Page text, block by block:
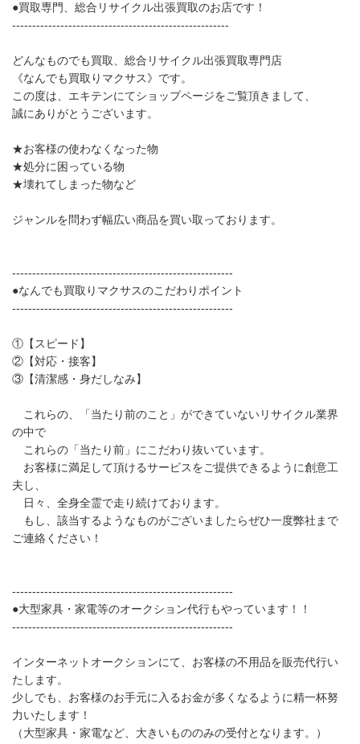
●買取専門、総合リサイクル出張買取のお店です！
------------------------------------------------------
どんなものでも買取、総合リサイクル出張買取専門店
《なんでも買取りマクサス》です。
この度は、エキテンにてショップページをご覧頂きまして、
誠にありがとうございます。
★お客様の使わなくなった物
★処分に困っている物
★壊れてしまった物など
ジャンルを問わず幅広い商品を買い取っております。
-------------------------------------------------------
●なんでも買取りマクサスのこだわりポイント
-------------------------------------------------------
①【スピード】
②【対応・接客】
③【清潔感・身だしなみ】
これらの、「当たり前のこと」ができていないリサイクル業界
の中で
これらの「当たり前」にこだわり抜いています。
お客様に満足して頂けるサービスをご提供できるように創意工
夫し、
日々、全身全霊で走り続けております。
もし、該当するようなものがございましたらぜひ一度弊社まで
ご連絡ください！
-------------------------------------------------------
●大型家具・家電等のオークション代行もやっています！！
-------------------------------------------------------
インターネットオークションにて、お客様の不用品を販売代行い
たします。
少しでも、お客様のお手元に入るお金が多くなるように精一杯努
力いたします！
（大型家具・家電など、大きいもののみの受付となります。）